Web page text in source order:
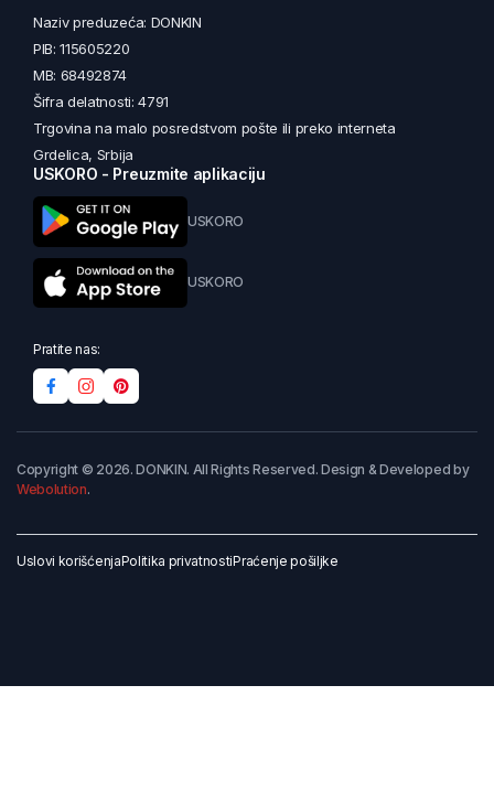
Naziv preduzeća: DONKIN
PIB: 115605220
MB: 68492874
Šifra delatnosti: 4791
Trgovina na malo posredstvom pošte ili preko interneta
Grdelica, Srbija
USKORO - Preuzmite aplikaciju
USKORO
USKORO
Pratite nas:
Copyright © 2026. DONKIN. All Rights Reserved. Design & Developed by
Webolution.
Uslovi korišćenjaPolitika privatnostiPraćenje pošiljke